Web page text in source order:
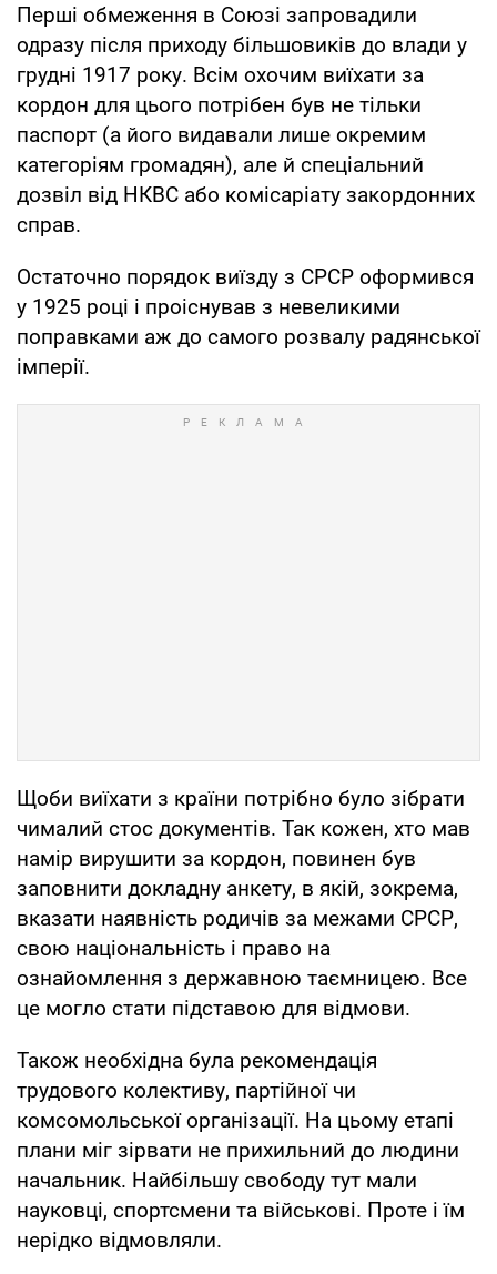
Перші обмеження в Союзі запровадили
одразу після приходу більшовиків до влади у
грудні 1917 року. Всім охочим виїхати за
кордон для цього потрібен був не тільки
паспорт (а його видавали лише окремим
категоріям громадян), але й спеціальний
дозвіл від НКВС або комісаріату закордонних
справ.
Остаточно порядок виїзду з СРСР оформився
у 1925 році і проіснував з невеликими
поправками аж до самого розвалу радянської
імперії.
Щоби виїхати з країни потрібно було зібрати
чималий стос документів. Так кожен, хто мав
намір вирушити за кордон, повинен був
заповнити докладну анкету, в якій, зокрема,
вказати наявність родичів за межами СРСР,
свою національність і право на
ознайомлення з державною таємницею. Все
це могло стати підставою для відмови.
Також необхідна була рекомендація
трудового колективу, партійної чи
комсомольської організації. На цьому етапі
плани міг зірвати не прихильний до людини
начальник. Найбільшу свободу тут мали
науковці, спортсмени та військові. Проте і їм
нерідко відмовляли.